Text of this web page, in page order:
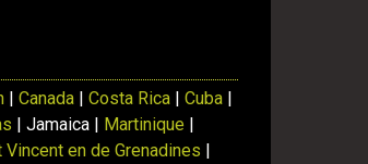
|Canada |Costa Rica |Cuba |
| Jamaica | Martinique |
Vincent en de Grenadines |